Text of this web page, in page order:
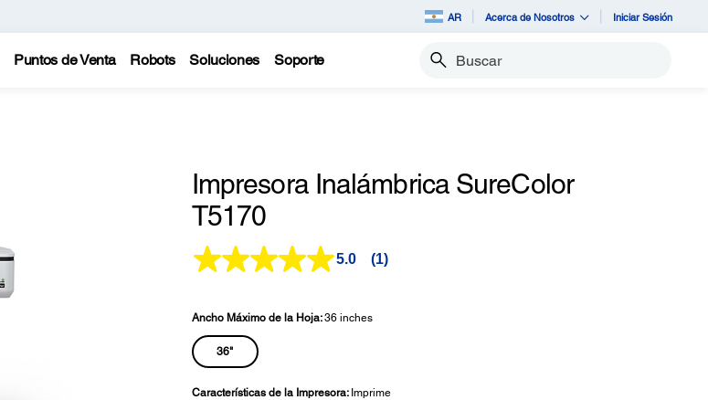
AR Acerca de Nosotros Iniciar Sesión
Puntos de Venta Robots Soluciones Soporte Buscar
Impresora Inalámbrica SureColor
T5170
5.0
Lea
en
(1)
Ancho Máximo de la Hoja:36 inches
36"
Características de la Impresora: Imprime